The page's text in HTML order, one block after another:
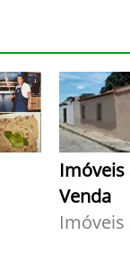
Imóveis
Venda
Imóveis